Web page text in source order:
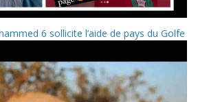
6 sollicite l’aide de pays du Golfe